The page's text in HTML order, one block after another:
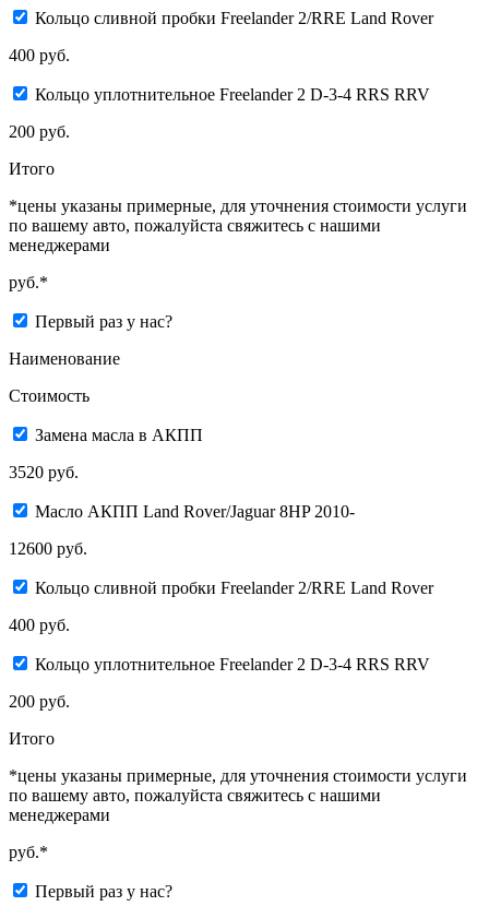
Кольцо сливной пробки Freelander 2/RRE Land Rover
400 руб.
Кольцо уплотнительноe Freelander 2 D-3-4 RRS RRV
200 руб.
Итого
*цены указаны примерные, для уточнения стоимости услуги
по вашему авто, пожалуйста свяжитесь с нашими
менеджерами
руб.*
Первый раз у нас?
Наименование
Стоимость
Замена масла в АКПП
3520 руб.
Масло АКПП Land Rover/Jaguar 8HP 2010-
12600 руб.
Кольцо сливной пробки Freelander 2/RRE Land Rover
400 руб.
Кольцо уплотнительноe Freelander 2 D-3-4 RRS RRV
200 руб.
Итого
*цены указаны примерные, для уточнения стоимости услуги
по вашему авто, пожалуйста свяжитесь с нашими
менеджерами
руб.*
Первый раз у нас?